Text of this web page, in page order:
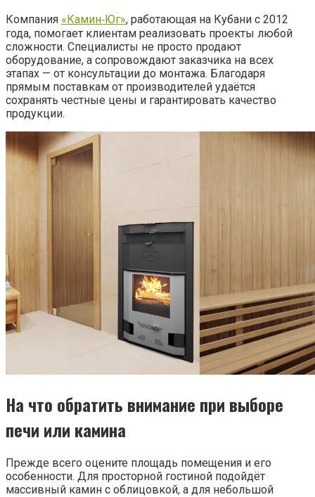
Компания «Камин‑Юг», работающая на Кубани с 2012
года, помогает клиентам реализовать проекты любой
сложности. Специалисты не просто продают
оборудование, а сопровождают заказчика на всех
этапах — от консультации до монтажа. Благодаря
прямым поставкам от производителей удаётся
сохранять честные цены и гарантировать качество
продукции.
На что обратить внимание при выборе
печи или камина
Прежде всего оцените площадь помещения и его
особенности. Для просторной гостиной подойдёт
массивный камин с облицовкой, а для небольшой